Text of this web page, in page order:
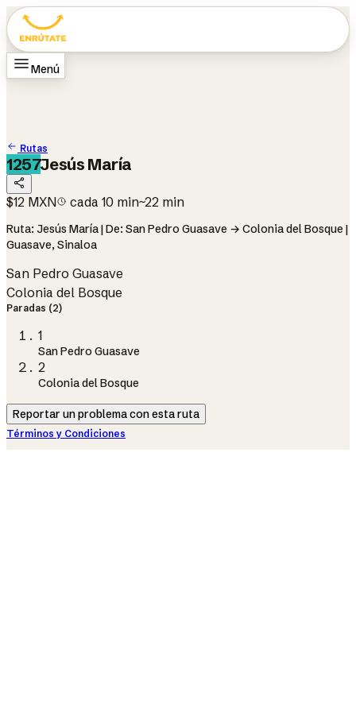
Menú
Rutas
1257Jesús María
$12 MXN cada 10 min~22 min
Ruta: Jesús María | De: San Pedro Guasave → Colonia del Bosque |
Guasave, Sinaloa
San Pedro Guasave
Colonia del Bosque
Paradas (2)
1
San Pedro Guasave
2
Colonia del Bosque
Reportar un problema con esta ruta
Términos y Condiciones